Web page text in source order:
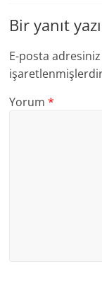
Bir yanıt
E-posta
Yorum*